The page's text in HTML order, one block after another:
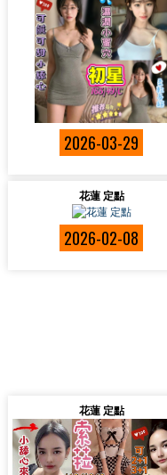
2026-03-29
花蓮 定點
2026-02-08
花蓮 定點